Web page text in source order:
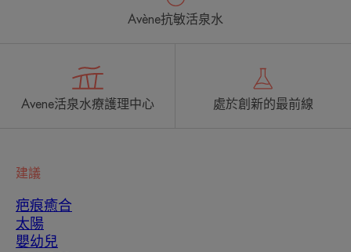
Avène抗敏活泉水
Avene活泉水療護理中心 處於創新的最前線
建議
疤痕癒合
太陽
嬰幼兒